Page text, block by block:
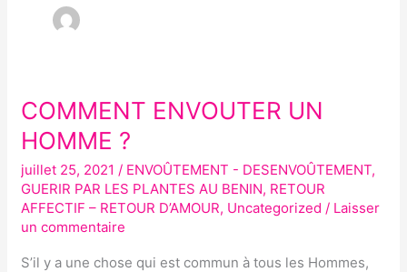
COMMENT ENVOUTER UN
HOMME ?
juillet 25, 2021 / ENVOÛTEMENT - DESENVOÛTEMENT,
GUERIR PAR LES PLANTES AU BENIN, RETOUR
AFFECTIF – RETOUR D’AMOUR, Uncategorized / Laisser
un commentaire
S’il y a une chose qui est commun à tous les Hommes,
COMMENT
ENVOUTER
HOMME
?